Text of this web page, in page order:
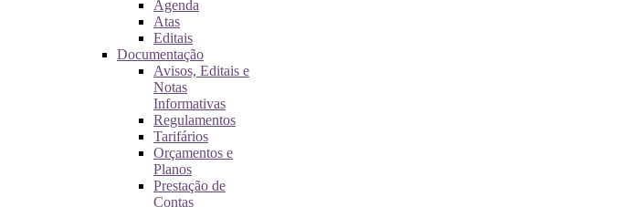
Agenda
Atas
Editais
Documentação
Avisos, Editais e
Notas
Informativas
Regulamentos
Tarifários
Orçamentos e
Planos
Prestação de
Contas